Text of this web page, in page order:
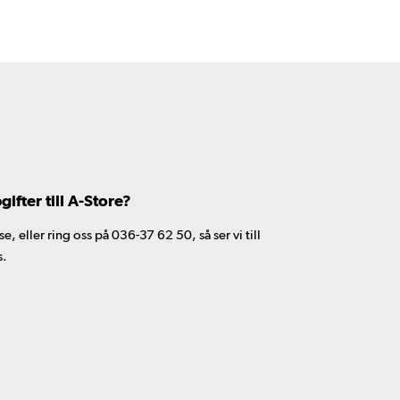
till A-Store?
eller ring oss på 036-37 62 50, så ser vi till